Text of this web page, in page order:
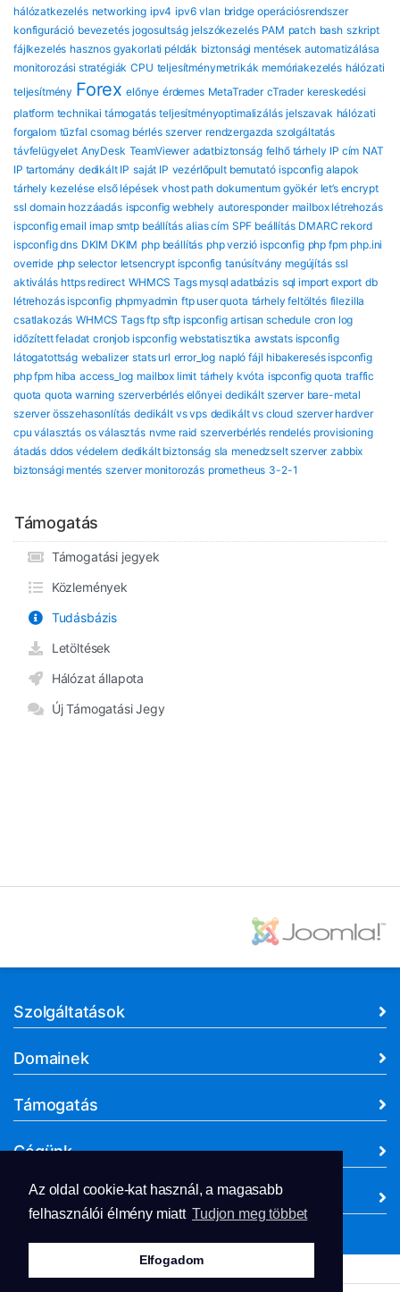
Az oldal cookie-kat használ, a magasabb
felhasználói élmény miatt Tudjon meg többet
Elfogadom
hálózatkezelés networking ipv4 ipv6 vlan bridge operációsrendszer
konfiguráció bevezetés jogosultság jelszókezelés PAM patch bash szkript
fájlkezelés hasznos gyakorlati példák biztonsági mentések automatizálása
monitorozási stratégiák CPU teljesítménymetrikák memóriakezelés hálózati
teljesítmény Forex előnye érdemes MetaTrader cTrader kereskedési
platform technikai támogatás teljesítményoptimalizálás jelszavak hálózati
forgalom tűzfal csomag bérlés szerver rendzergazda szolgáltatás
távfelügyelet AnyDesk TeamViewer adatbiztonság felhő tárhely IP cím NAT
IP tartomány dedikált IP saját IP vezérlőpult bemutató ispconfig alapok
tárhely kezelése első lépések vhost path dokumentum gyökér let’s encrypt
ssl domain hozzáadás ispconfig webhely autoresponder mailbox létrehozás
ispconfig email imap smtp beállítás alias cím SPF beállítás DMARC rekord
ispconfig dns DKIM DKIM php beállítás php verzió ispconfig php fpm php.ini
override php selector letsencrypt ispconfig tanúsítvány megújítás ssl
aktiválás https redirect WHMCS Tags mysql adatbázis sql import export db
létrehozás ispconfig phpmyadmin ftp user quota tárhely feltöltés filezilla
csatlakozás WHMCS Tags ftp sftp ispconfig artisan schedule cron log
időzített feladat cronjob ispconfig webstatisztika awstats ispconfig
látogatottság webalizer stats url error_log napló fájl hibakeresés ispconfig
php fpm hiba access_log mailbox limit tárhely kvóta ispconfig quota traffic
quota quota warning szerverbérlés előnyei dedikált szerver bare-metal
szerver összehasonlítás dedikált vs vps dedikált vs cloud szerver hardver
cpu választás os választás nvme raid szerverbérlés rendelés provisioning
átadás ddos védelem dedikált biztonság sla menedzselt szerver zabbix
biztonsági mentés szerver monitorozás prometheus 3-2-1
Támogatás
Támogatási jegyek
Közlemények
Tudásbázis
Letöltések
Hálózat állapota
Új Támogatási Jegy
Szolgáltatások
Domainek
Támogatás
Cégünk
Dokumentumok